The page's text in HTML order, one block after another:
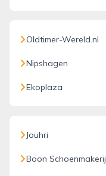
Oldtimer-Wereld.nl
Nipshagen
Ekoplaza
Jouhri
Boon Schoenmakerij